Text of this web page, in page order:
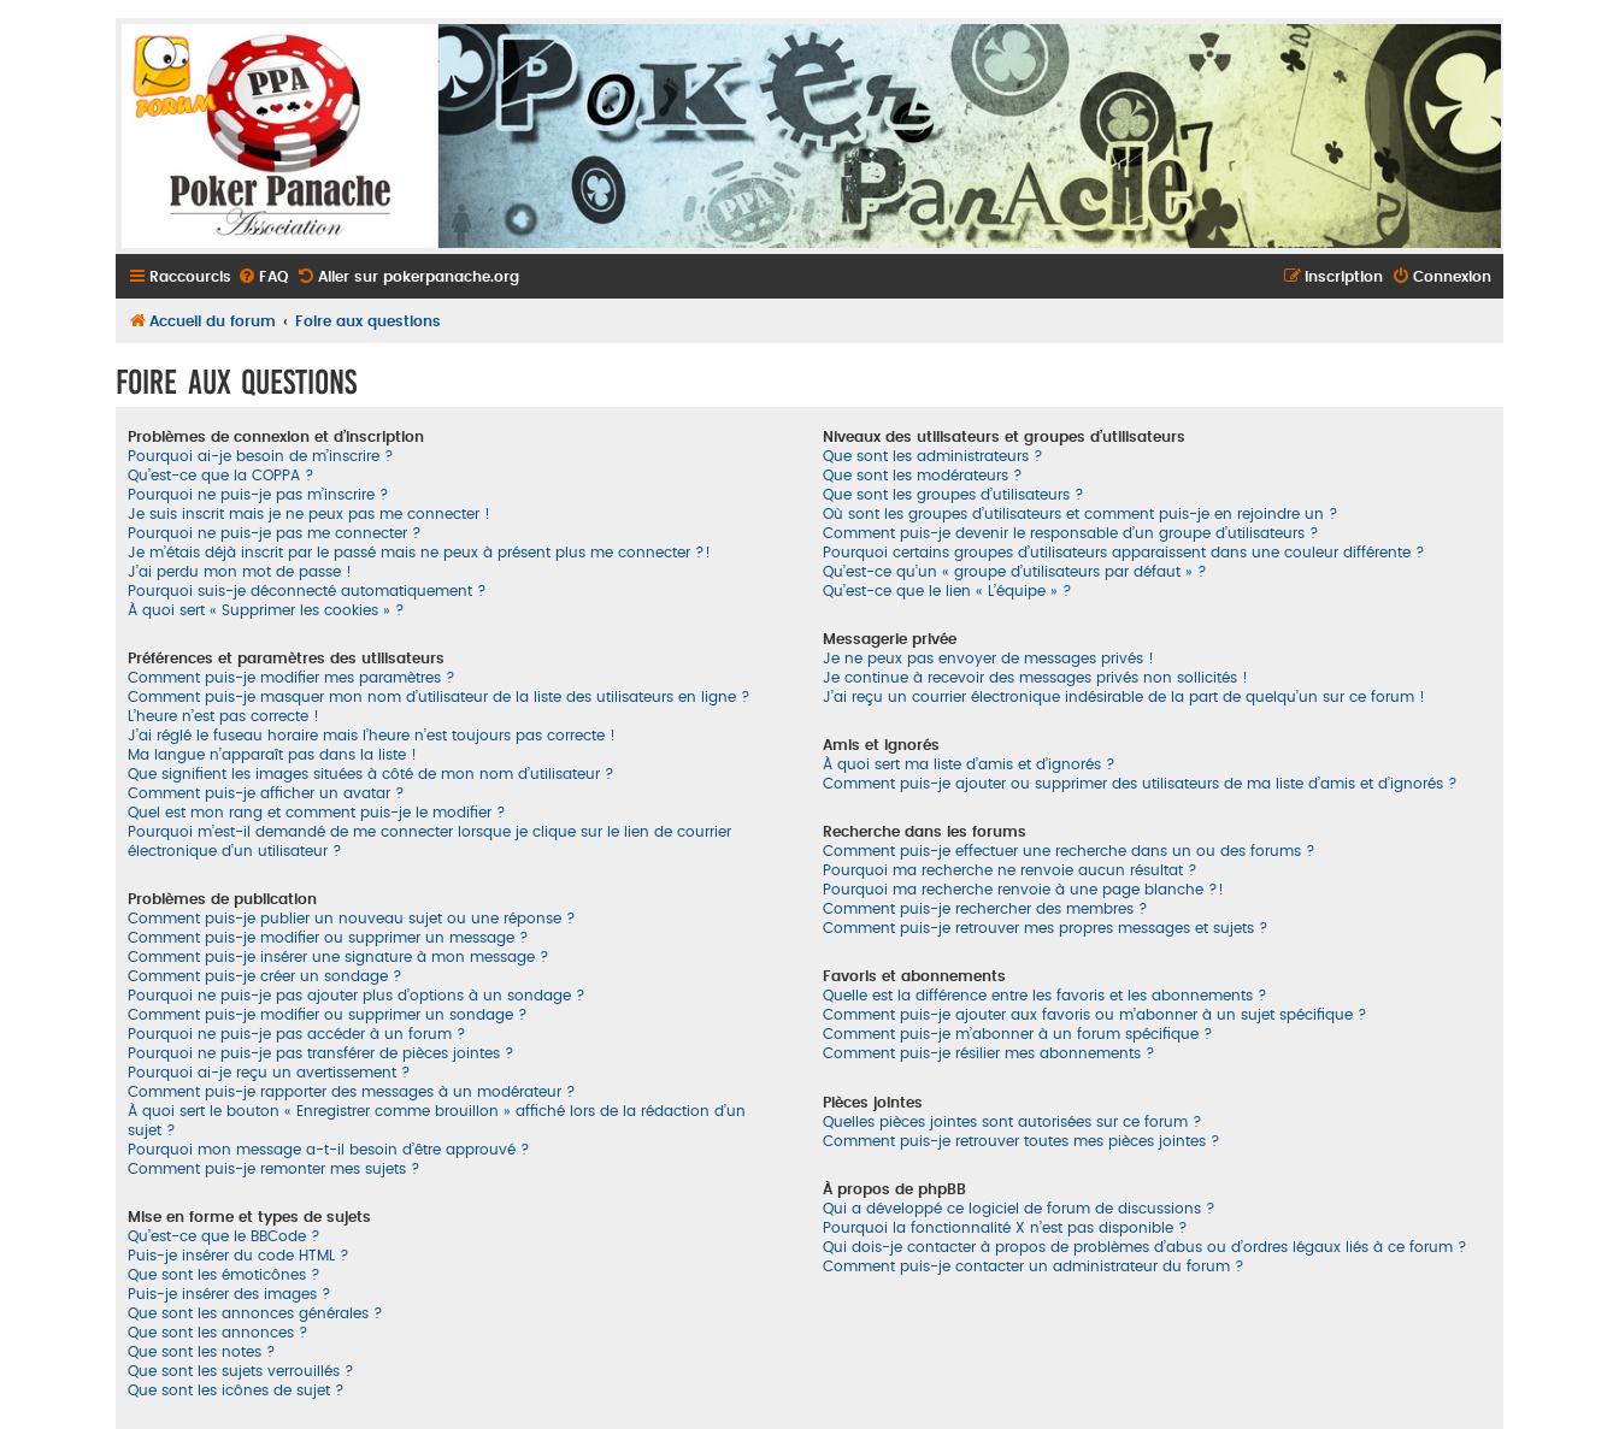
Raccourcis FAQ Aller sur pokerpanache.org Connexion
Inscription
Accueil du forum Foire aux questions
Foire aux questions
Problèmes de connexion et d’inscription
Pourquoi ai-je besoin de m’inscrire ?
Qu’est-ce que la COPPA ?
Pourquoi ne puis-je pas m’inscrire ?
Je suis inscrit mais je ne peux pas me connecter !
Pourquoi ne puis-je pas me connecter ?
Je m’étais déjà inscrit par le passé mais ne peux à présent plus me connecter ?!
J’ai perdu mon mot de passe !
Pourquoi suis-je déconnecté automatiquement ?
À quoi sert « Supprimer les cookies » ?
Préférences et paramètres des utilisateurs
Comment puis-je modifier mes paramètres ?
Comment puis-je masquer mon nom d’utilisateur de la liste des utilisateurs en ligne ?
L’heure n’est pas correcte !
J’ai réglé le fuseau horaire mais l’heure n’est toujours pas correcte !
Ma langue n’apparaît pas dans la liste !
Que signifient les images situées à côté de mon nom d’utilisateur ?
Comment puis-je afficher un avatar ?
Quel est mon rang et comment puis-je le modifier ?
Pourquoi m’est-il demandé de me connecter lorsque je clique sur le lien de courrier
électronique d’un utilisateur ?
Problèmes de publication
Comment puis-je publier un nouveau sujet ou une réponse ?
Comment puis-je modifier ou supprimer un message ?
Comment puis-je insérer une signature à mon message ?
Comment puis-je créer un sondage ?
Pourquoi ne puis-je pas ajouter plus d’options à un sondage ?
Comment puis-je modifier ou supprimer un sondage ?
Pourquoi ne puis-je pas accéder à un forum ?
Pourquoi ne puis-je pas transférer de pièces jointes ?
Pourquoi ai-je reçu un avertissement ?
Comment puis-je rapporter des messages à un modérateur ?
À quoi sert le bouton « Enregistrer comme brouillon » affiché lors de la rédaction d’un
sujet ?
Pourquoi mon message a-t-il besoin d’être approuvé ?
Comment puis-je remonter mes sujets ?
Mise en forme et types de sujets
Qu’est-ce que le BBCode ?
Puis-je insérer du code HTML ?
Que sont les émoticônes ?
Puis-je insérer des images ?
Que sont les annonces générales ?
Que sont les annonces ?
Que sont les notes ?
Que sont les sujets verrouillés ?
Que sont les icônes de sujet ?
Niveaux des utilisateurs et groupes d’utilisateurs
Que sont les administrateurs ?
Que sont les modérateurs ?
Que sont les groupes d’utilisateurs ?
Où sont les groupes d’utilisateurs et comment puis-je en rejoindre un ?
Comment puis-je devenir le responsable d’un groupe d’utilisateurs ?
Pourquoi certains groupes d’utilisateurs apparaissent dans une couleur différente ?
Qu’est-ce qu’un « groupe d’utilisateurs par défaut » ?
Qu’est-ce que le lien « L’équipe » ?
Messagerie privée
Je ne peux pas envoyer de messages privés !
Je continue à recevoir des messages privés non sollicités !
J’ai reçu un courrier électronique indésirable de la part de quelqu’un sur ce forum !
Amis et ignorés
À quoi sert ma liste d’amis et d’ignorés ?
Comment puis-je ajouter ou supprimer des utilisateurs de ma liste d’amis et d’ignorés ?
Recherche dans les forums
Comment puis-je effectuer une recherche dans un ou des forums ?
Pourquoi ma recherche ne renvoie aucun résultat ?
Pourquoi ma recherche renvoie à une page blanche ?!
Comment puis-je rechercher des membres ?
Comment puis-je retrouver mes propres messages et sujets ?
Favoris et abonnements
Quelle est la différence entre les favoris et les abonnements ?
Comment puis-je ajouter aux favoris ou m’abonner à un sujet spécifique ?
Comment puis-je m’abonner à un forum spécifique ?
Comment puis-je résilier mes abonnements ?
Pièces jointes
Quelles pièces jointes sont autorisées sur ce forum ?
Comment puis-je retrouver toutes mes pièces jointes ?
À propos de phpBB
Qui a développé ce logiciel de forum de discussions ?
Pourquoi la fonctionnalité X n’est pas disponible ?
Qui dois-je contacter à propos de problèmes d’abus ou d’ordres légaux liés à ce forum ?
Comment puis-je contacter un administrateur du forum ?